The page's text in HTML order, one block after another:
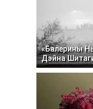
«Балерины
Дэйна